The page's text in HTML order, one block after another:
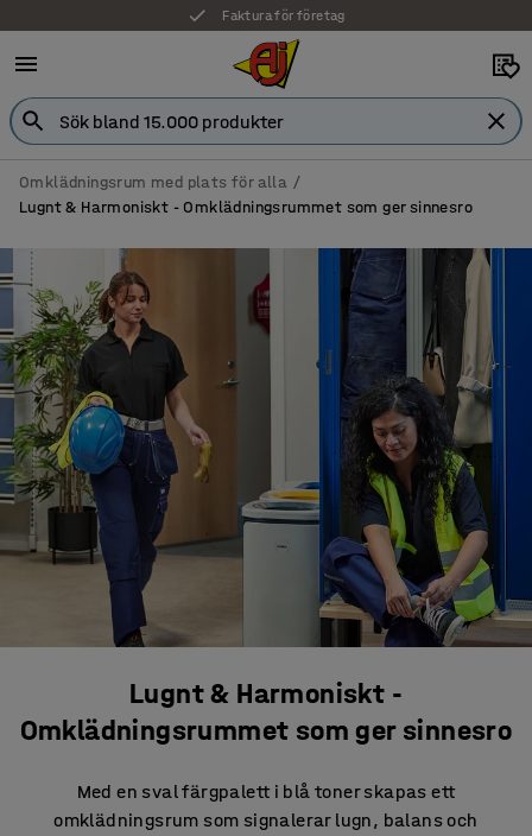
Faktura för företag
Omklädningsrum med plats för alla
Lugnt & Harmoniskt - Omklädningsrummet som ger sinnesro
Lugnt & Harmoniskt -
Omklädningsrummet som ger sinnesro
Med en sval färgpalett i blå toner skapas ett
omklädningsrum som signalerar lugn, balans och